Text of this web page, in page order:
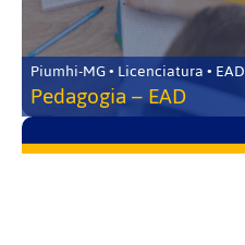
Piumhi-MG • Licenciatura • EAD
Pedagogia – EAD